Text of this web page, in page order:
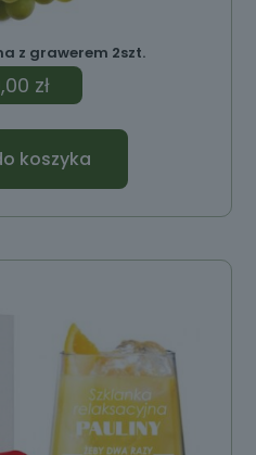
z grawerem 2szt.
zł
koszyka